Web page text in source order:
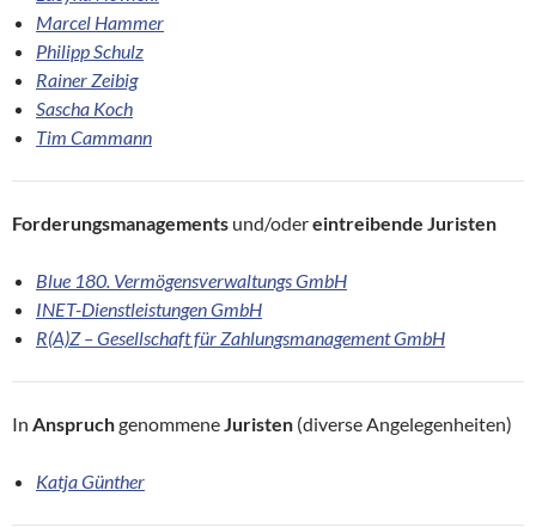
Marcel Hammer
Philipp Schulz
Rainer Zeibig
Sascha Koch
Tim Cammann
Forderungsmanagements und/odereintreibende Juristen
Blue 180. Vermögensverwaltungs GmbH
INET-Dienstleistungen GmbH
R(A)Z – Gesellschaft für Zahlungsmanagement GmbH
In AnspruchgenommeneJuristen (diverse Angelegenheiten)
Katja Günther